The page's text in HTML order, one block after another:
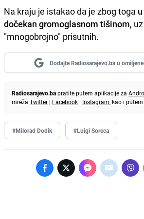
Na kraju je istakao da je zbog toga
dočekan gromoglasnom tišinom,
"mnogobrojno" prisutnih.
Dodajte Radiosarajevo.ba u
Radiosarajevo.bapratite putem aplikacije za
mreža Twitter | Facebook | Instagram, kao i
#Milorad Dodik #Luigi Soreca